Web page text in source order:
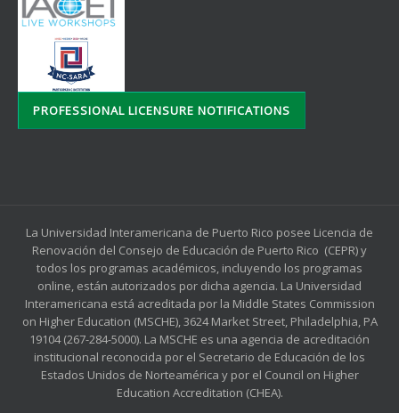
PROFESSIONAL LICENSURE NOTIFICATIONS
La Universidad Interamericana de Puerto Rico posee Licencia de
Renovación del Consejo de Educación de Puerto Rico (CEPR) y
todos los programas académicos, incluyendo los programas
online, están autorizados por dicha agencia. La Universidad
Interamericana está acreditada por la Middle States Commission
on Higher Education (MSCHE), 3624 Market Street, Philadelphia, PA
19104 (267-284-5000). La MSCHE es una agencia de acreditación
institucional reconocida por el Secretario de Educación de los
Estados Unidos de Norteamérica y por el Council on Higher
Education Accreditation (CHEA).